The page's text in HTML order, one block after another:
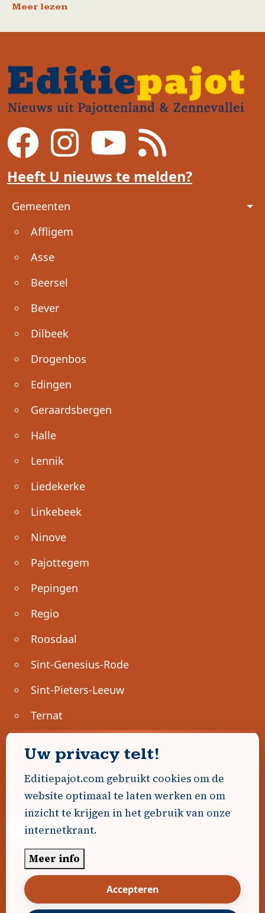
Meer lezen
Heeft U nieuws te melden?
Voet
Gemeenten
Affligem
Asse
Beersel
Bever
Dilbeek
Drogenbos
Edingen
Geraardsbergen
Halle
Lennik
Liedekerke
Linkebeek
Ninove
Pajottegem
Pepingen
Regio
Roosdaal
Sint-Genesius-Rode
Sint-Pieters-Leeuw
Ternat
Geen advertenties gevonden.
Uw advertentie hier? Contacteer ons!
Word Partner!
© 2026 Editiepajot.com
Algemene voorwaarden
|Disclaimer Privacybeleid Cookiebeleid|
Uw privacy telt!
Editiepajot.com gebruikt cookies om de
website optimaal te laten werken en om
inzicht te krijgen in het gebruik van onze
internetkrant.
Meer info
Accepteren